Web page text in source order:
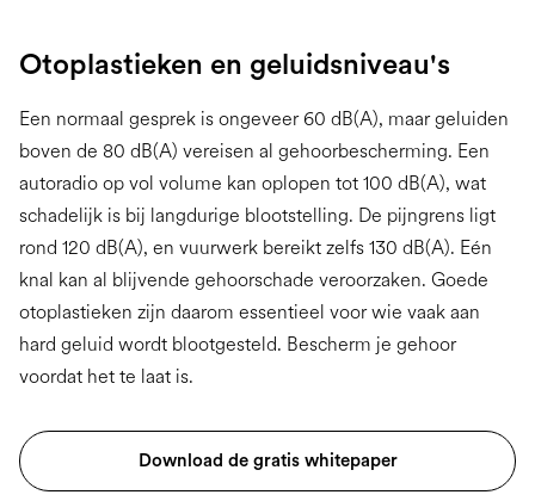
Otoplastieken en geluidsniveau's
Een normaal gesprek is ongeveer 60 dB(A), maar geluiden
boven de 80 dB(A) vereisen al gehoorbescherming. Een
autoradio op vol volume kan oplopen tot 100 dB(A), wat
schadelijk is bij langdurige blootstelling. De pijngrens ligt
rond 120 dB(A), en vuurwerk bereikt zelfs 130 dB(A). Eén
knal kan al blijvende gehoorschade veroorzaken. Goede
otoplastieken zijn daarom essentieel voor wie vaak aan
hard geluid wordt blootgesteld. Bescherm je gehoor
voordat het te laat is.
Download de gratis whitepaper